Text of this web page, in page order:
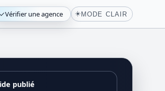
✓Vérifier une agence ☀️MODE CLAIR
publié